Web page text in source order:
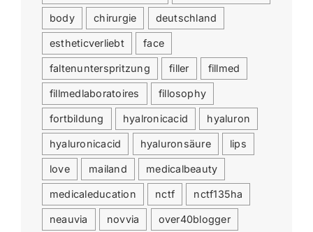
body chirurgie deutschland
estheticverliebt face
faltenunterspritzung filler fillmed
fillmedlaboratoires fillosophy
fortbildung hyalronicacid hyaluron
hyaluronicacid hyaluronsäure lips
love mailand medicalbeauty
medicaleducation nctf nctf135ha
neauvia novvia over40blogger